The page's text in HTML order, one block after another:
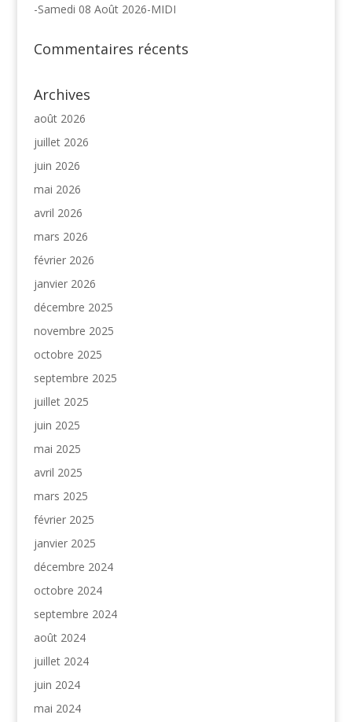
-Samedi 08 Août 2026-MIDI
Commentaires récents
Archives
août 2026
juillet 2026
juin 2026
mai 2026
avril 2026
mars 2026
février 2026
janvier 2026
décembre 2025
novembre 2025
octobre 2025
septembre 2025
juillet 2025
juin 2025
mai 2025
avril 2025
mars 2025
février 2025
janvier 2025
décembre 2024
octobre 2024
septembre 2024
août 2024
juillet 2024
juin 2024
mai 2024